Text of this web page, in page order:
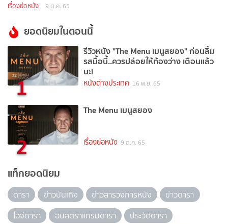
เรื่องย่อหนัง 9 ต.ค. 65
ยอดนิยมในตอนนี้
1
รีวิวหนัง "The Menu เมนูสยอง" ก่อนลิ้ม
รสมื้อนี้..ควรปล่อยให้ท้องว่าง เตือนแล้ว
นะ!
หนังต่างประเทศ 16 พ.ย. 65
2
The Menu เมนูสยอง
เรื่องย่อหนัง 9 ต.ค. 65
แท็กยอดนิยม
ดารา ข่าวบันเทิง ข่าวสารวงการหนัง
ข่าวดารา
ไอจีดารา
อินสตราแกรมดารา
ประวัติดารา